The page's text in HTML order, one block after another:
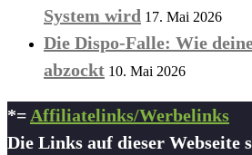
System wird 17. Mai 2026
Die Dispo-Falle: Wie
abzockt 10. Mai 2026
*= Affiliatelinks/Werbelinks
Die Links auf dieser Webseite